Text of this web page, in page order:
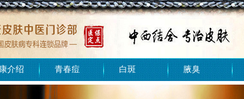
介绍 青春痘 白斑 腋臭